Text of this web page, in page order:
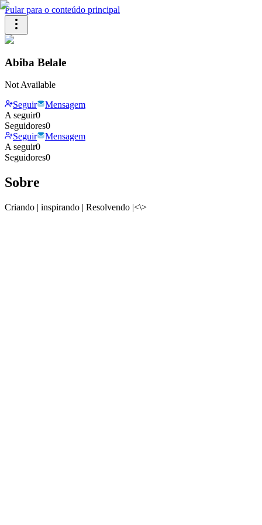
Pular para o conteúdo principal
Abiba Belale
Not Available
Seguir
Mensagem
A seguir0
Seguidores0
Seguir
Mensagem
A seguir0
Seguidores0
Sobre
Criando | inspirando | Resolvendo |<\>